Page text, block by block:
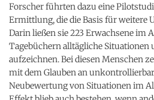
Forscher führten dazu eine
Ermittlung, die die Basis für weitere
Darin ließen sie 223 Erwachsene im
Tagebüchern alltägliche Situationen
aufzeichnen. Bei diesen Menschen
mit dem Glauben an
Neubewertung von Situationen im